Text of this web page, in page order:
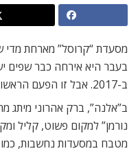
מסעדת “קרוסל” מארחת מדי
בעבר היא אירחה כבר שפים
ב-2017. אבל זו הפעם הראשונה שיגיע אליה במיוחד שף מתל אביב.
ב”אלנה”, ברק אהרוני
נורמן” למקום פשוט, קליל